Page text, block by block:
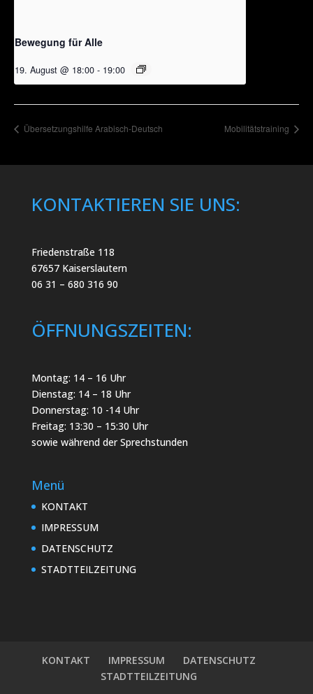
Bewegung für Alle
19. August @ 18:00 - 19:00
Übersetzungshilfe Arabisch-Deutsch Mobilitätstraining
KONTAKTIEREN SIE UNS:
Friedenstraße 118
67657 Kaiserslautern
06 31 – 680 316 90
ÖFFNUNGSZEITEN:
Montag: 14 – 16 Uhr
Dienstag: 14 – 18 Uhr
Donnerstag: 10 -14 Uhr
Freitag: 13:30 – 15:30 Uhr
sowie während der Sprechstunden
Menü
KONTAKT
IMPRESSUM
DATENSCHUTZ
STADTTEILZEITUNG
KONTAKT IMPRESSUM
DATENSCHUTZ
STADTTEILZEITUNG